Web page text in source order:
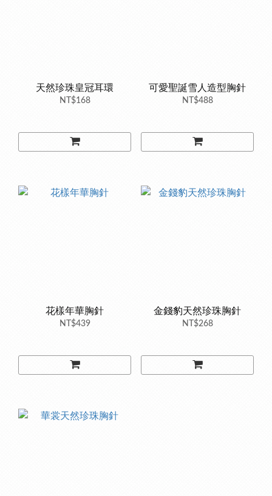
天然珍珠皇冠耳環
NT$168
可愛聖誕雪人造型胸針
NT$488
花樣年華胸針
NT$439
金錢豹天然珍珠胸針
NT$268